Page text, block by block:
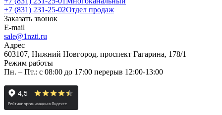
+7 (831) 231-25-02Отдел продаж
Заказать звонок
E-mail
sale@1nzti.ru
Адрес
603107, Нижний Новгород, проспект Гагарина, 178/1
Режим работы
Пн. – Пт.: с 08:00 до 17:00 перерыв 12:00-13:00